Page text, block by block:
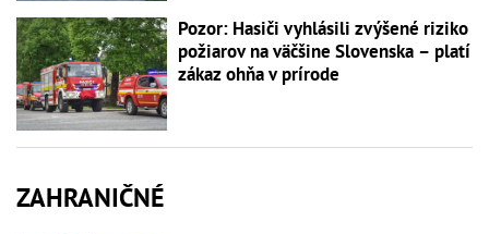
Pozor: Hasiči vyhlásili zvýšené riziko
požiarov na väčšine Slovenska – platí
zákaz ohňa v prírode
ZAHRANIČNÉ